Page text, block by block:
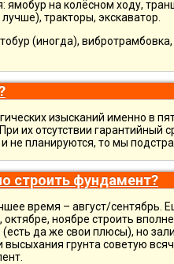
ямобур на колёсном ходу,
тракторы, экскаватор.
(иногда),
изысканий именно в
их отсутствии гарантийный
не планируются, то мы
строить фундамент?
время – август/сентябрь.
ноябре строить
да же свои плюсы), но
грунта советую